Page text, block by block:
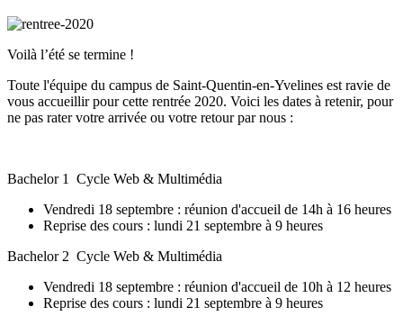
Voilà l’été se termine !
Toute l'équipe du campus de Saint-Quentin-en-Yvelines est ravie de
vous accueillir pour cette rentrée 2020. Voici les dates à retenir, pour
ne pas rater votre arrivée ou votre retour par nous :
Bachelor 1 Cycle Web & Multimédia
Vendredi 18 septembre : réunion d'accueil de 14h à 16 heures
Reprise des cours : lundi 21 septembre à 9 heures
Bachelor 2 Cycle Web & Multimédia
Vendredi 18 septembre : réunion d'accueil de 10h à 12 heures
Reprise des cours : lundi 21 septembre à 9 heures